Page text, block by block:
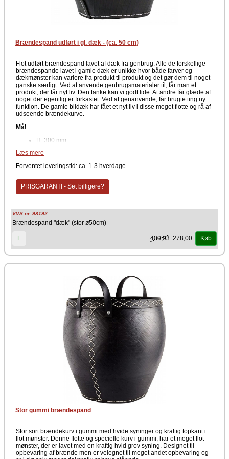
Brændespand udført i gl. dæk - (ca. 50 cm)
Flot udført brændespand lavet af dæk fra genbrug. Alle de forskellige
brændespande lavet i gamle dæk er unikke hvor både farver og
dækmønster kan variere fra produkt til produkt og det gør dem til noget
ganske særligt. Ved at anvende genbrugsmaterialer til, får man et
produkt, der får nyt liv. Den tanke kan vi godt lide. At andre får glæde af
noget der egentlig er forkastet. Ved at genanvende, får brugte ting ny
funktion. De gamle bildæk har fået et nyt liv i disse meget flotte og rå af
udseende brændekurve.
Mål
H: 300 mm
spanden ved behov. Gamle dæk er særdeles slidstærke og både facon
og overflade vil forblive flot.
Læs mere
Forventet leveringstid: ca. 1-3 hverdage
PRISGARANTI - Set billigere?
VVS nr. 98192
Brændespand "dæk" (stor ø50cm)
L 400,93 278,00 Køb
Stor gummi brændespand
Stor sort brændekurv i gummi med hvide syninger og kraftig topkant i
flot mønster. Denne flotte og specielle kurv i gummi, har et meget flot
mønster, der er lavet med en kraftig hvid grov syning. Designet til
opbevaring af brænde men er velegnet til meget andet opbevaring og